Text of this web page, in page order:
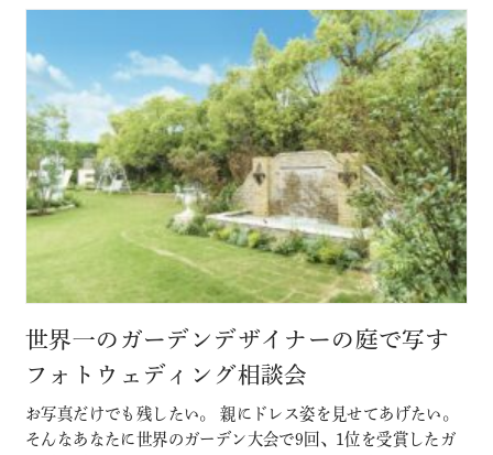
質問など自宅にいながらにして 結…
世界一のガーデンデザイナーの庭で写す
フォトウェディング相談会
お写真だけでも残したい。 親にドレス姿を見せてあげたい。
そんなあなたに世界のガーデン大会で9回、1位を受賞したガ